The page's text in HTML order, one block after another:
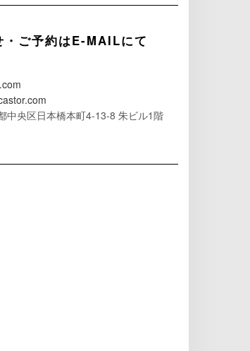
・ご予約はE-MAILにて
中央区日本橋本町4-13-8 朱ビル1階